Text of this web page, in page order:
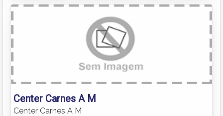
Center Carnes A M
Center Carnes A M